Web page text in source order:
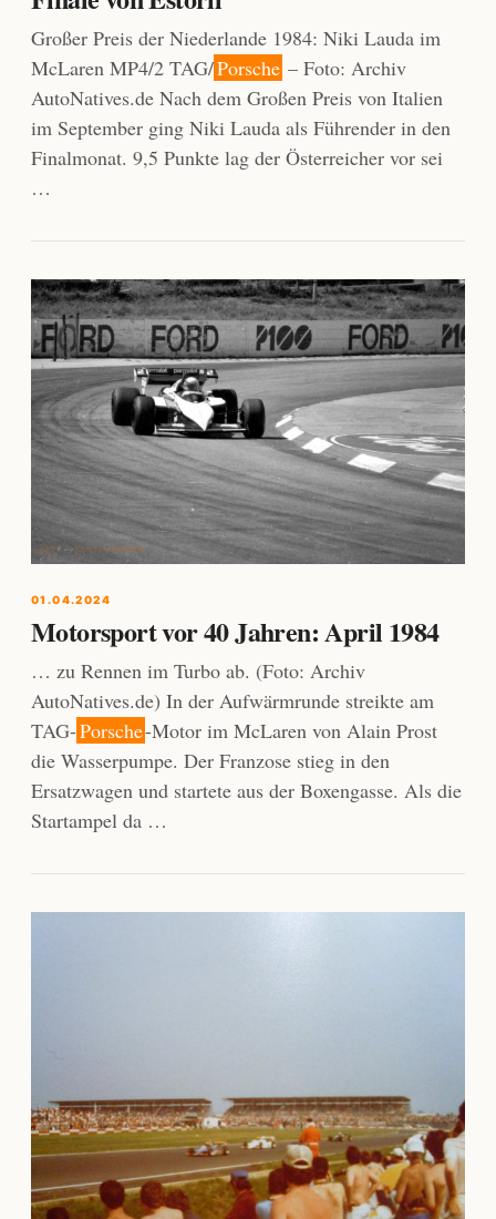
Großer Preis der Niederlande 1984: Niki Lauda im
McLaren MP4/2 TAG/Porsche – Foto: Archiv
AutoNatives.de Nach dem Großen Preis von Italien
im September ging Niki Lauda als Führender in den
Finalmonat. 9,5 Punkte lag der Österreicher vor sei
…
01.04.2024
Motorsport vor 40 Jahren: April 1984
… zu Rennen im Turbo ab. (Foto: Archiv
AutoNatives.de) In der Aufwärmrunde streikte am
TAG-Porsche-Motor im McLaren von Alain Prost
die Wasserpumpe. Der Franzose stieg in den
Ersatzwagen und startete aus der Boxengasse. Als die
Startampel da …